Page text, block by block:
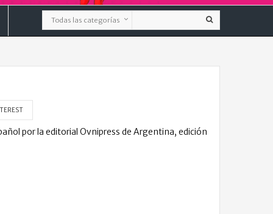
por la editorial Ovnipress de Argentina, edición